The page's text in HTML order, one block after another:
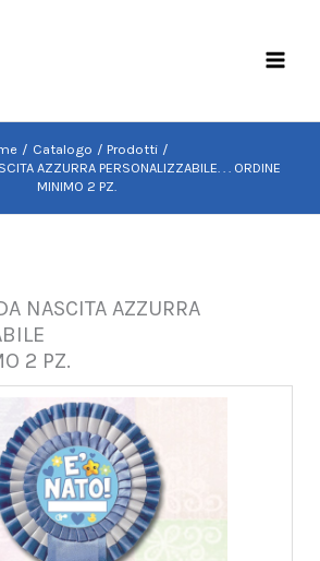
Catalogo
Prodotti
AZZURRA PERSONALIZZABILE. . . ORDINE
MINIMO 2 PZ.
NASCITA AZZURRA
2 PZ.